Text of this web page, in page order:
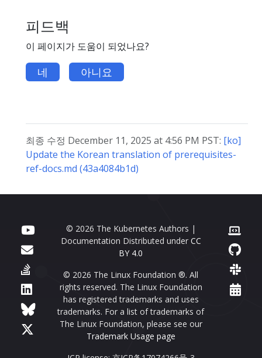
피드백
이 페이지가 도움이 되었나요?
네 아니요
최종 수정 December 11, 2025 at 4:56 PM PST: [ko]
Update the Korean translation of prerequisites-
ref-docs.md (43a4084b1d)
© 2026 The Kubernetes Authors |
Documentation Distributed under CC
BY 4.0
© 2026 The Linux Foundation ®. All
rights reserved. The Linux Foundation
has registered trademarks and uses
trademarks. For a list of trademarks of
The Linux Foundation, please see our
Trademark Usage page